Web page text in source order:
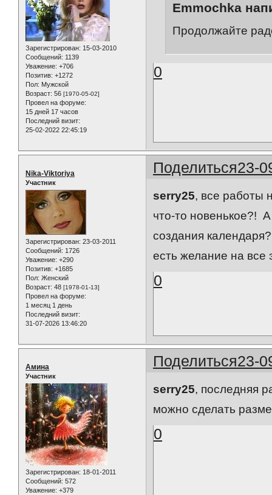
Зарегистрирован: 15-03-2010
Сообщений: 1139
Уважение: +706
Позитив: +1272
Пол: Мужской
Возраст: 56 [1970-05-02]
Провел на форуме:
15 дней 17 часов
Последний визит:
25-02-2022 22:45:19
Emmochka
Продолжайте
0
Поделиться23-
Nika-Viktoriya
Участник
Зарегистрирован: 23-03-2011
Сообщений: 1726
Уважение: +290
Позитив: +1685
Пол: Женский
Возраст: 48 [1978-01-13]
Провел на форуме:
1 месяц 1 день
Последний визит:
31-07-2026 13:46:20
serry25, все работы
что-то новенькое?!
создания
есть желание на все
0
Поделиться23-
Амина
Участник
Зарегистрирован: 18-01-2011
Сообщений: 572
Уважение: +379
serry25, последняя
можно сделать
0